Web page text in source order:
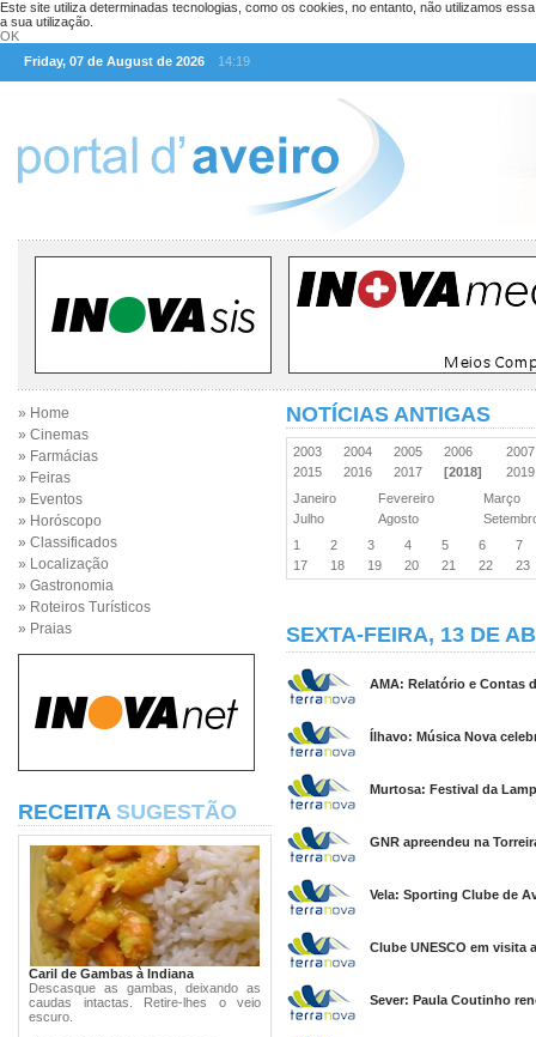
Este site utiliza determinadas tecnologias, como os cookies, no entanto, não utilizamos
a sua utilização.
OK
Friday, 07 de August de 2026
14:19
» Home
» Cinemas
» Farmácias
» Feiras
» Eventos
» Horóscopo
» Classificados
» Localização
» Gastronomia
» Roteiros Turísticos
» Praias
RECEITA SUGESTÃO
Caril de Gambas à Indiana
Descasque as gambas, deixando as
caudas intactas. Retire-lhes o veio
escuro.
NOTÍCIAS ANTIGAS
2003 2004 2005 2006
2015
2016 2017 [2018]
Janeiro
Fevereiro
Março
Julho
Agosto
1
2 3 4 5 6
7
17
18 19 20 21 22 23
SEXTA-FEIRA, 13 DE
AMA: Relatório e Contas
Ílhavo: Música Nova
Murtosa: Festival da
GNR apreendeu na
Vela: Sporting Clube de
Clube UNESCO em visita
Sever: Paula Coutinho